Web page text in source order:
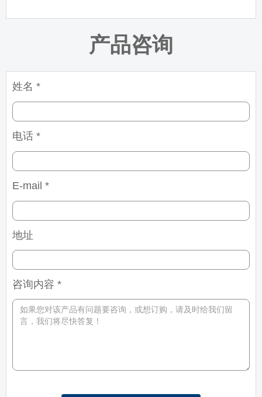
产品咨询
姓名 *
电话 *
E-mail *
地址
咨询内容 *